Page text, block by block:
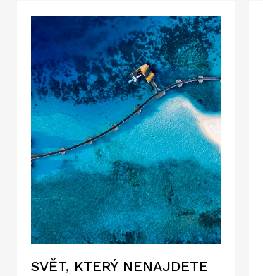
SVĚT, KTERÝ NENAJDETE